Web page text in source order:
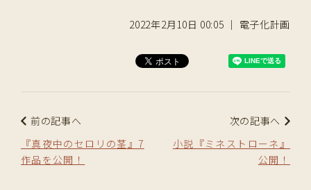
2022年2月10日 00:05 ｜ 電子化計画
前の記事へ
『真夜中のセロリの茎』7
作品を公開！
次の記事へ
小説『ミネストローネ』
公開！